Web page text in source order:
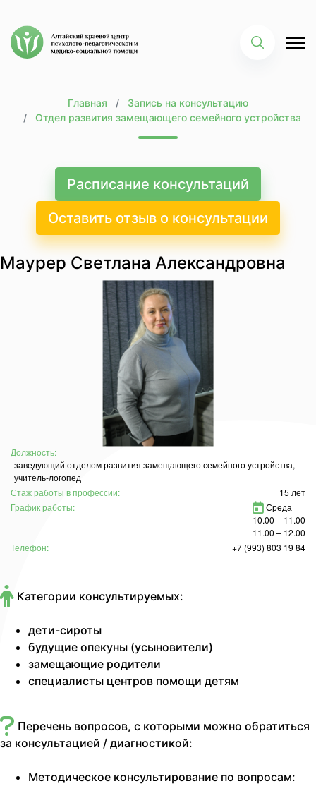
Главная
Запись на консультацию
Отдел развития замещающего семейного устройства
Расписание консультаций
Оставить отзыв о консультации
Маурер Светлана Александровна
Должность:
заведующий отделом развития замещающего семейного устройства,
учитель-логопед
Стаж работы в профессии:
15 лет
График работы:
Среда
10.00 – 11.00
11.00 – 12.00
Телефон:
+7 (993) 803 19 84
Категории консультируемых:
дети-сироты
будущие опекуны (усыновители)
замещающие родители
специалисты центров помощи детям
Перечень вопросов, с которыми можно обратиться
за консультацией / диагностикой:
Методическое консультирование по вопросам: